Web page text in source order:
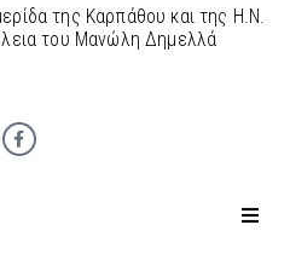
της Καρπάθου και της Η.Ν.
του Μανώλη Δημελλά